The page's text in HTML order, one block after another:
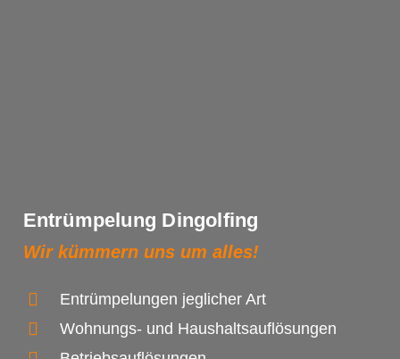
Entrümpelung Dingolfing
Wir kümmern uns um alles!
Entrümpelungen jeglicher Art
Wohnungs- und Haushaltsauflösungen